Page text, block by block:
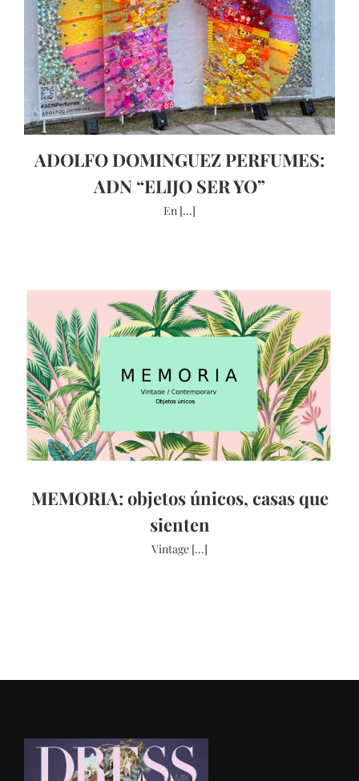
ADOLFO DOMINGUEZ PERFUMES:
ADN “ELIJO SER YO”
En [...]
MEMORIA: objetos únicos, casas que
sienten
Vintage [...]